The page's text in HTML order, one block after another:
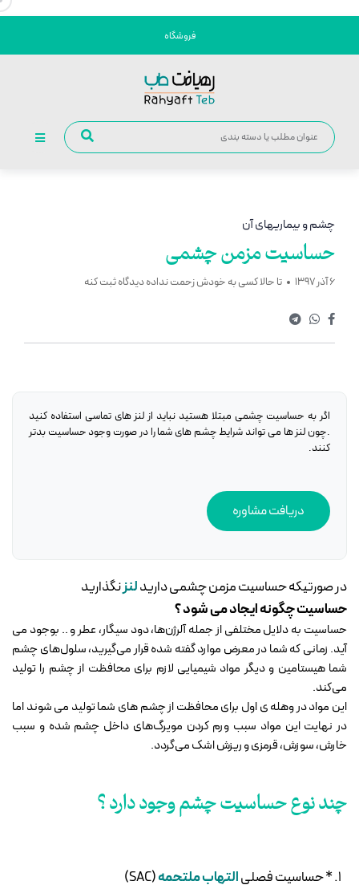
فروشگاه
چشم و بیماریهای آن
حساسیت مزمن چشمی
6 آذر 1397 تا حالا کسی به خودش زحمت نداده دیدگاه ثبت کنه
اگر به حساسیت چشمی مبتلا هستید نباید از لنز های تماسی استفاده کنید
.چون لنز ها می تواند شرایط چشم های شما را در صورت وجود حساسیت بدتر
کنند.
دریافت مشاوره
در صورتیکه حساسیت مزمن چشمی داریدلنزنگذارید
حساسیت چگونه ایجاد می شود ؟
حساسیت به دلایل مختلفی از جمله آلرژن‌ها، دود سیگار، عطر و .. بوجود می
آید. زمانی که شما در معرض موارد گفته شده قرار می‌گیرید، سلول‌های چشم
شما هیستامین و دیگر مواد شیمیایی لازم برای محافظت از چشم را تولید
می‌کند.
این مواد در وهله ی اول برای محافظت از چشم های شما تولید می شوند اما
در نهایت این مواد سبب ورم کردن مویرگ‌های داخل چشم شده و سبب
خارش، سوزش، قرمزی و ریزش اشک می‌گردد.
چند نوع حساسیت چشم وجود دارد ؟
* حساسیت فصلیالتهاب ملتحمه(SAC)